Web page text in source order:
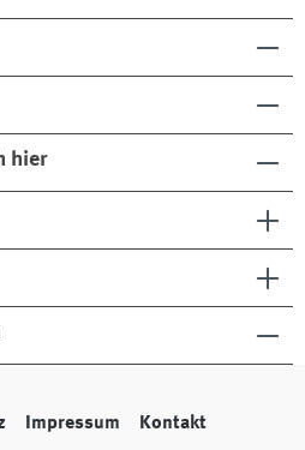
hier
Impressum Kontakt